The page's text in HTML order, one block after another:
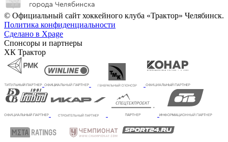
© Официальный сайт хоккейного клуба «Трактор» Челябинск.
Политика конфиденциальности
Сделано в Xpage
Спонсоры и партнеры
ХК Трактор